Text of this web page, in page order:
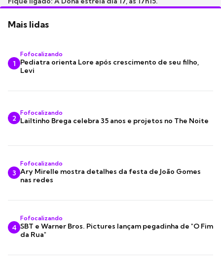
Mais lidas
1
Fofocalizando
Pediatra orienta Lore após crescimento de seu filho,
Levi
2
Fofocalizando
Lailtinho Brega celebra 35 anos e projetos no The Noite
3
Fofocalizando
Ary Mirelle mostra detalhes da festa de João Gomes
nas redes
4
Fofocalizando
SBT e Warner Bros. Pictures lançam pegadinha de "O Fim
da Rua"